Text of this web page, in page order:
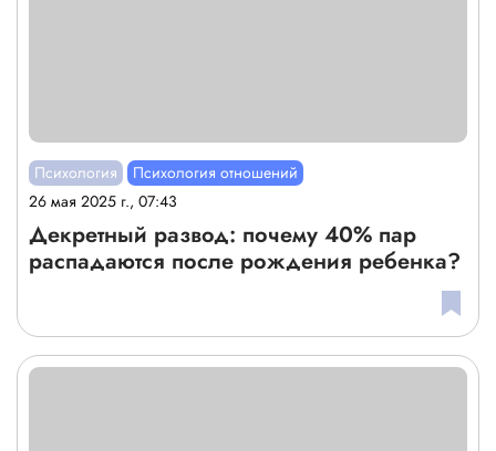
Психология
Психология отношений
26 мая 2025 г., 07:43
Декретный развод: почему 40% пар
распадаются после рождения ребенка?